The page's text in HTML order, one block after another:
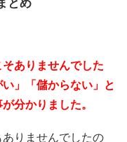
とめ
ありませんでした
」「儲からない」と
分かりました。
りませんでしたの